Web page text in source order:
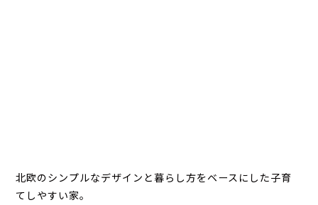
北欧のシンプルなデザインと暮らし方をベースにした子育
てしやすい家。